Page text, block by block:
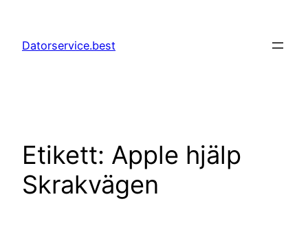
innehåll
Datorservice.best
Etikett: Apple hjälp
Skrakvägen